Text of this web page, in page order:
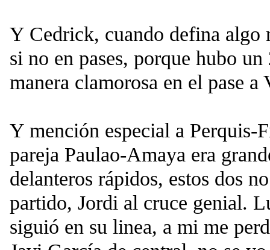
Y Cedrick, cuando defina algo
si no en pases, porque hubo
manera clamorosa en el pase a
Y mención especial a Perquis-
pareja Paulao-Amaya era
delanteros rápidos, estos dos
partido, Jordi al cruce genial.
siguió en su linea, a mi me